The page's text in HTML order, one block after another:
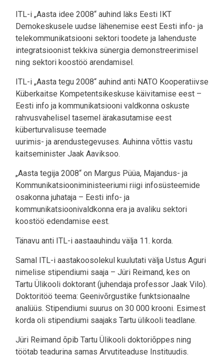
ITL-i „Aasta idee 2008“ auhind läks Eesti IKT
Demokeskusele uudse lähenemise eest Eesti info- ja
telekommunikatsiooni sektori toodete ja lahenduste
integratsioonist tekkiva sünergia demonstreerimisel
ning sektori koostöö arendamisel.
ITL-i „Aasta tegu 2008“ auhind anti NATO Kooperatiivse
Küberkaitse Kompetentsikeskuse käivitamise eest –
Eesti info ja kommunikatsiooni valdkonna oskuste
rahvusvahelisel tasemel ärakasutamise eest
küberturvalisuse teemade
uurimis- ja arendustegevuses. Auhinna võttis vastu
kaitseminister Jaak Aaviksoo.
„Aasta tegija 2008“ on Margus Püüa, Majandus- ja
Kommunikatsiooniministeeriumi riigi infosüsteemide
osakonna juhataja – Eesti info- ja
kommunikatsioonivaldkonna era ja avaliku sektori
koostöö edendamise eest.
Tänavu anti ITL-i aastaauhindu välja 11. korda.
Samal ITL-i aastakoosolekul kuulutati välja Ustus Aguri
nimelise stipendiumi saaja – Jüri Reimand, kes on
Tartu Ülikooli doktorant (juhendaja professor Jaak Vilo).
Doktoritöö teema: Geenivõrgustike funktsionaalne
analüüs. Stipendiumi suurus on 30 000 krooni. Esimest
korda oli stipendiumi saajaks Tartu ülikooli teadlane.
Jüri Reimand õpib Tartu Ülikooli doktoriõppes ning
töötab teadurina samas Arvutiteaduse Instituudis.